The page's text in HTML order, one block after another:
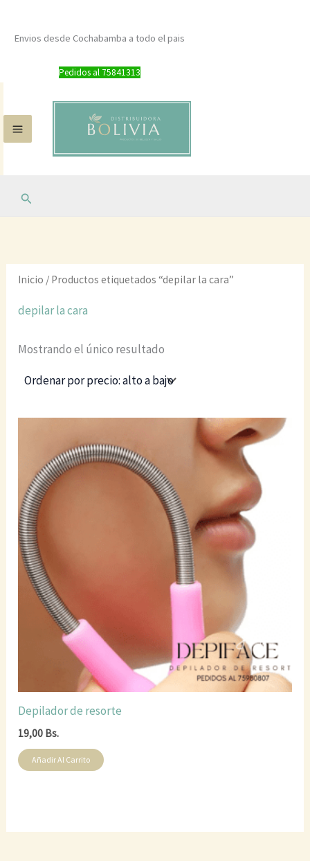
Envios desde Cochabamba a todo el pais
Pedidos al 75841313
Buscar
Inicio / Productos etiquetados “depilar la cara”
depilar la cara
Mostrando el único resultado
Depilador de resorte
19,00 Bs.
Añadir Al Carrito